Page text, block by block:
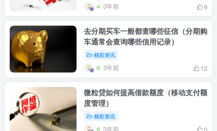
3年前 9
去分期买车一般都查哪些征信（分期购
车通常会查询哪些信用记录）
精彩资讯
3年前 12
微粒贷如何提高借款额度（移动支付额
度管理）
精彩资讯
3年前 0